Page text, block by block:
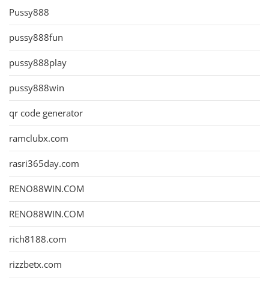
Pussy888
pussy888fun
pussy888play
pussy888win
qr code generator
ramclubx.com
rasri365day.com
RENO88WIN.COM
RENO88WIN.COM
rich8188.com
rizzbetx.com